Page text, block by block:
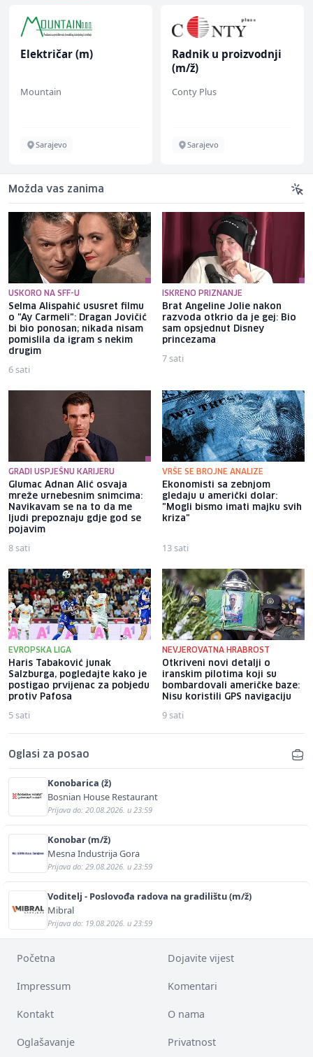
Električar (m)
Mountain
Sarajevo
Radnik u proizvodnji
(m/ž)
Conty Plus
Sarajevo
Možda vas zanima
USKORO NA SFF-U
Selma Alispahić ususret filmu
o "Ay Carmeli": Dragan Jovičić
bi bio ponosan; nikada nisam
pomislila da igram s nekim
drugim
6 sati
ISKRENO PRIZNANJE
Brat Angeline Jolie nakon
razvoda otkrio da je gej: Bio
sam opsjednut Disney
princezama
7 sati
GRADI USPJEŠNU KARIJERU
Glumac Adnan Alić osvaja
mreže urnebesnim snimcima:
Navikavam se na to da me
ljudi prepoznaju gdje god se
pojavim
8 sati
VRŠE SE BROJNE ANALIZE
Ekonomisti sa zebnjom
gledaju u američki dolar:
"Mogli bismo imati majku svih
kriza"
13 sati
EVROPSKA LIGA
Haris Tabaković junak
Salzburga, pogledajte kako je
postigao prvijenac za pobjedu
protiv Pafosa
5 sati
NEVJEROVATNA HRABROST
Otkriveni novi detalji o
iranskim pilotima koji su
bombardovali američke baze:
Nisu koristili GPS navigaciju
9 sati
Oglasi za posao
Konobarica (ž)
Bosnian House Restaurant
Prijava do: 20.08.2026. u 23:59
Konobar (m/ž)
Mesna Industrija Gora
Prijava do: 29.08.2026. u 23:59
Voditelj - Poslovođa radova na gradilištu (m/ž)
Mibral
Prijava do: 19.08.2026. u 23:59
Početna Dojavite vijest
Impressum Komentari
Kontakt O nama
Oglašavanje Privatnost